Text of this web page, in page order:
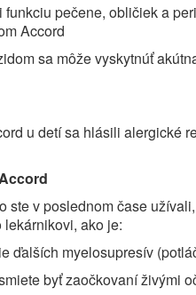
funkciu pečene, obličiek a
Accord
sa môže vyskytnúť
u detí sa hlásili alergické
ste v poslednom čase užívali
ako je:
ďalších myelosupresív
byť zaočkovaní živými